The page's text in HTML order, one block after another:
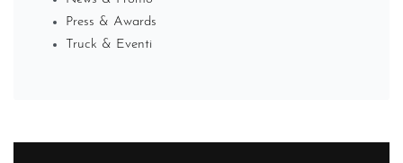
Press & Awards
Truck & Eventi